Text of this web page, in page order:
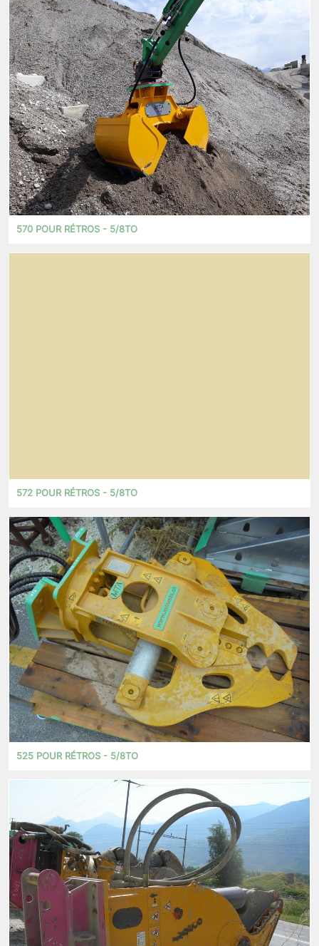
570 POUR RÉTROS - 5/8TO
572 POUR RÉTROS - 5/8TO
525 POUR RÉTROS - 5/8TO